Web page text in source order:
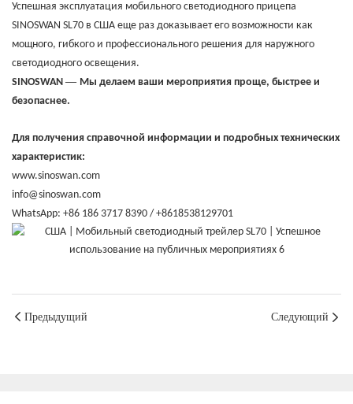
Успешная эксплуатация мобильного светодиодного прицепа
SINOSWAN SL70 в США еще раз доказывает его возможности как
мощного, гибкого и профессионального решения для наружного
светодиодного освещения.
SINOSWAN — Мы делаем ваши мероприятия проще, быстрее и
безопаснее.
Для получения справочной информации и подробных технических
характеристик:
www.sinoswan.com
info@sinoswan.com
WhatsApp: +86 186 3717 8390 / +8618538129701
Предыдущий Следующий